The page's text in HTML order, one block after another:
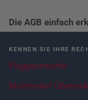
Die AGB einfach
KENNEN SIE IHRE
Fluggastrechte
Montrealer